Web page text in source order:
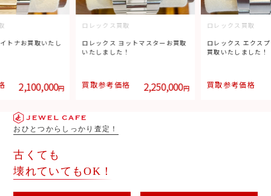
トナお買取いたし
2,100,000円
ロレックス買取
ロレックス ヨットマスターお買取
いたしました！
買取参考価格 2,250,000円
ロレックス買取
ロレックス エクス
買取いたしました！
買取参考価格
おひとつからしっかり査定！
古くても
壊れていてもOK！